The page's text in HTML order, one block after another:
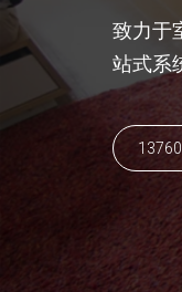
致力于
站式系